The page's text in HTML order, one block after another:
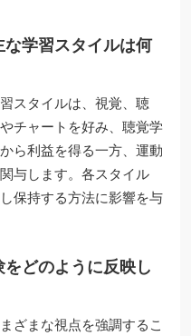
学習スタイルは何
スタイルは、視覚、聴
チャートを好み、聴覚学
ら利益を得る一方、運動
与します。各スタイル
保持する方法に影響を与
どのように反映し
ざまな視点を強調するこ